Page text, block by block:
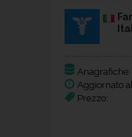
Anagrafiche:
Aggiornato
Prezzo: